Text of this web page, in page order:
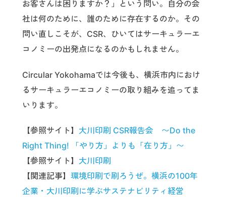
お客さんは困りますか？」という問い。自分の会
社は何のために、誰のために存在するのか。その
問い直しこそが、CSR、ひいてはサーキュラーエ
コノミーの出発点になるのかもしれません。
Circular Yokohamaでは今後も、横浜市内におけ
るサーキュラーエコノミーの取り組みを追ってま
いります。
【参照サイト】 大川印刷 CSR報告会 〜Do the
Right Thing! 「やり方」よりも「在り方」〜
【参照サイト】 大川印刷
【関連記事】 環境印刷で刷ろうぜ。横浜の100年
企業・大川印刷に学ぶサステナビリティ経営